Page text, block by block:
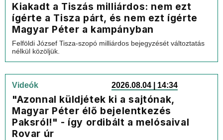
Kiakadt a Tiszás milliárdos: nem ezt
ígérte a Tisza párt, és nem ezt ígérte
Magyar Péter a kampányban
Felföldi József Tisza-szopó milliárdos bejegyzését változtatás
nélkül közöljük.
Videók 2026.08.04 | 14:34
"Azonnal küldjétek ki a sajtónak,
Magyar Péter élő bejelentkezés
Paksról!" - így ordibált a melósaival
Rovar úr